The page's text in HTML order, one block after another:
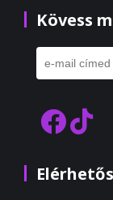
Kövess